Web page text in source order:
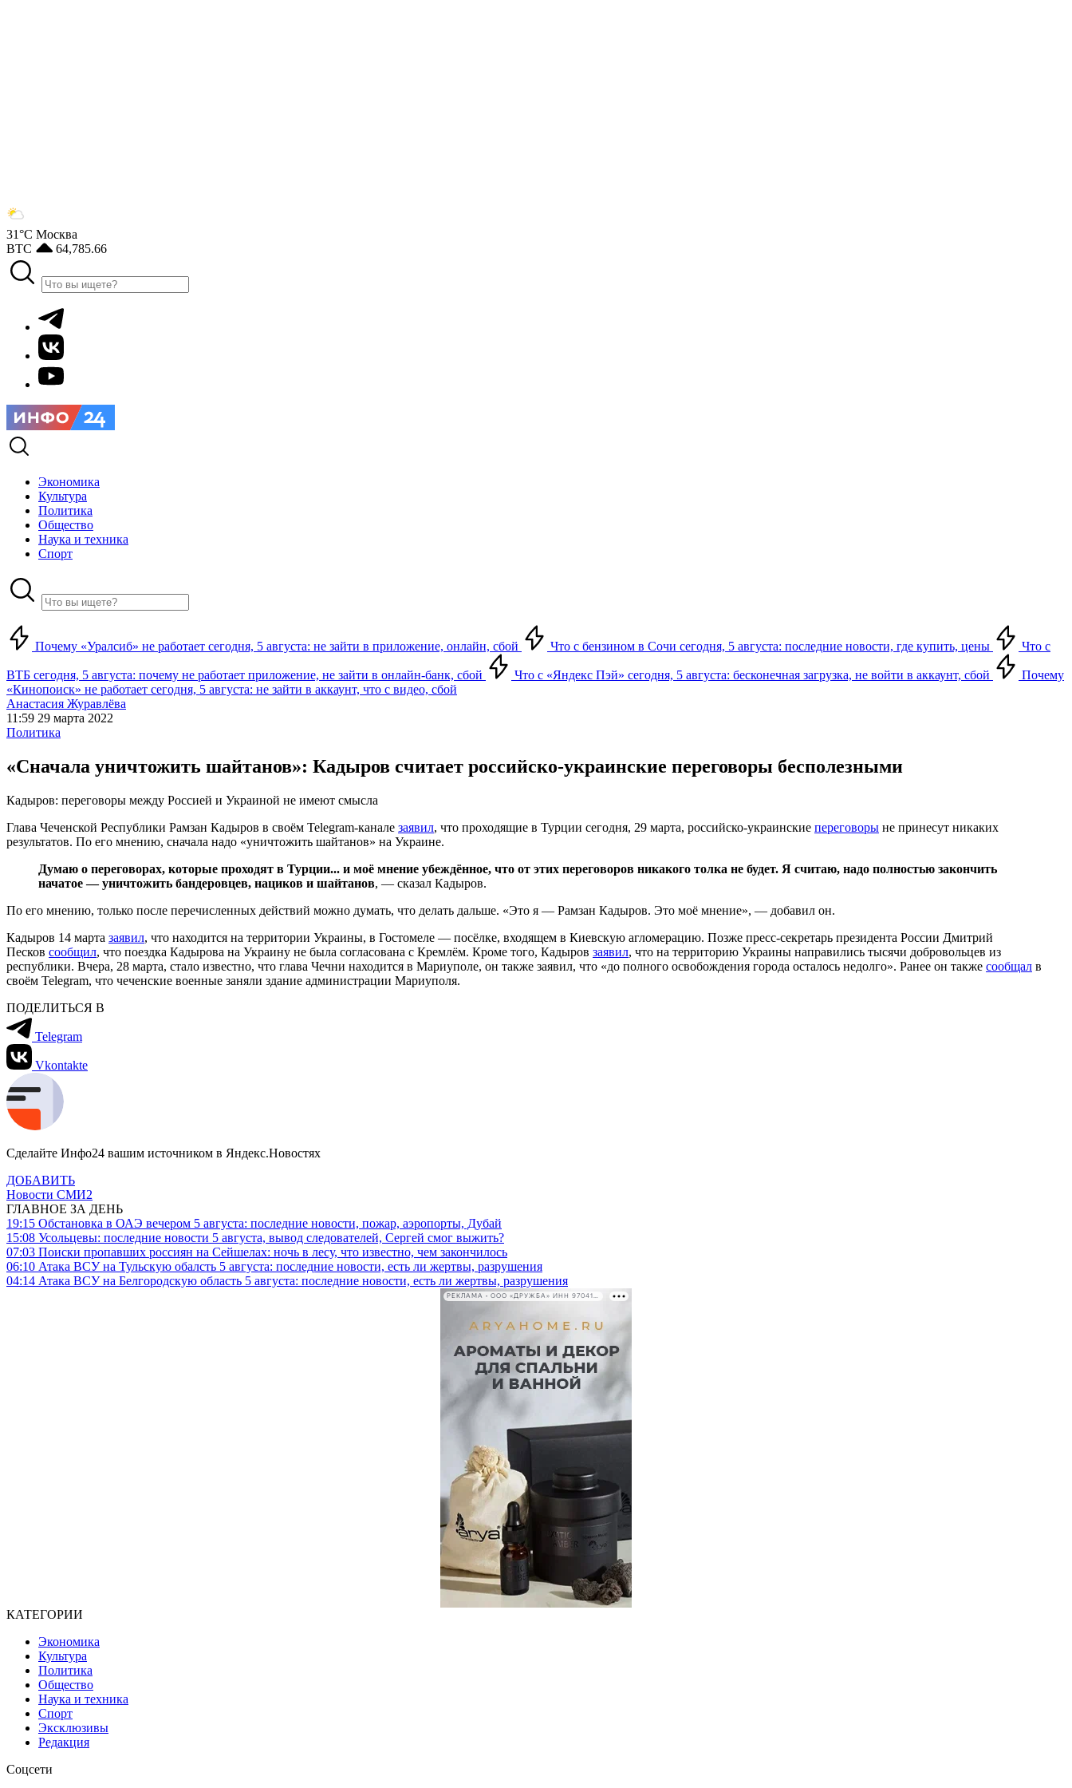
31°С Москва
BTC
64,785.66
Экономика
Культура
Политика
Общество
Наука и техника
Спорт
Почему «Уралсиб» не работает сегодня, 5 августа: не зайти в приложение, онлайн, сбой Что с бензином в Сочи сегодня, 5 августа: последние новости, где купить, цены Что с
ВТБ сегодня, 5 августа: почему не работает приложение, не зайти в онлайн-банк, сбой Что с «Яндекс Пэй» сегодня, 5 августа: бесконечная загрузка, не войти в аккаунт, сбой
Почему
«Кинопоиск» не работает сегодня, 5 августа: не зайти в аккаунт, что с видео, сбой
Анастасия Журавлёва
11:59 29 марта 2022
Политика
«Сначала уничтожить шайтанов»: Кадыров считает российско-украинские переговоры бесполезными
Кадыров: переговоры между Россией и Украиной не имеют смысла
Глава Чеченской Республики Рамзан Кадыров в своём Telegram-канале заявил, что проходящие в Турции сегодня, 29 марта, российско-украинские переговоры не принесут никаких
результатов. По его мнению, сначала надо «уничтожить шайтанов» на Украине.
Думаю о переговорах, которые проходят в Турции... и моё мнение убеждённое, что от этих переговоров никакого толка не будет. Я считаю, надо полностью закончить
начатое — уничтожить бандеровцев, нациков и шайтанов, — сказал Кадыров.
По его мнению, только после перечисленных действий можно думать, что делать дальше. «Это я — Рамзан Кадыров. Это моё мнение», — добавил он.
Кадыров 14 марта заявил, что находится на территории Украины, в Гостомеле — посёлке, входящем в Киевскую агломерацию. Позже пресс-секретарь президента России Дмитрий
Песков сообщил, что поездка Кадырова на Украину не была согласована с Кремлём. Кроме того, Кадыров заявил, что на территорию Украины направились тысячи добровольцев из
республики. Вчера, 28 марта, стало известно, что глава Чечни находится в Мариуполе, он также заявил, что «до полного освобождения города осталось недолго». Ранее он также сообщал в
своём Telegram, что чеченские военные заняли здание администрации Мариуполя.
ПОДЕЛИТЬСЯ В
Telegram
Vkontakte
Сделайте Инфо24 вашим источником в Яндекс.Новостях
ДОБАВИТЬ
Новости СМИ2
ГЛАВНОЕ ЗА ДЕНЬ
19:15 Обстановка в ОАЭ вечером 5 августа: последние новости, пожар, аэропорты, Дубай
15:08 Усольцевы: последние новости 5 августа, вывод следователей, Сергей смог выжить?
07:03 Поиски пропавших россиян на Сейшелах: ночь в лесу, что известно, чем закончилось
06:10 Атака ВСУ на Тульскую обалсть 5 августа: последние новости, есть ли жертвы, разрушения
04:14 Атака ВСУ на Белгородскую область 5 августа: последние новости, есть ли жертвы, разрушения
РЕКЛАМА • ООО «ДРУЖБА» ИНН 9704146411
КАТЕГОРИИ
Экономика
Культура
Политика
Общество
Наука и техника
Спорт
Эксклюзивы
Редакция
Соцсети